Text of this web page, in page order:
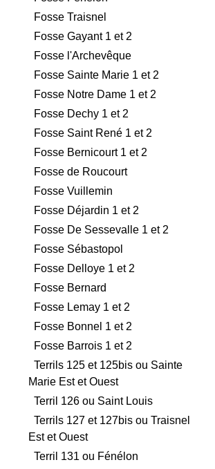
Fosse Traisnel
Fosse Gayant 1 et 2
Fosse l'Archevêque
Fosse Sainte Marie 1 et 2
Fosse Notre Dame 1 et 2
Fosse Dechy 1 et 2
Fosse Saint René 1 et 2
Fosse Bernicourt 1 et 2
Fosse de Roucourt
Fosse Vuillemin
Fosse Déjardin 1 et 2
Fosse De Sessevalle 1 et 2
Fosse Sébastopol
Fosse Delloye 1 et 2
Fosse Bernard
Fosse Lemay 1 et 2
Fosse Bonnel 1 et 2
Fosse Barrois 1 et 2
Terrils 125 et 125bis ou Sainte
Marie Est et Ouest
Terril 126 ou Saint Louis
Terrils 127 et 127bis ou Traisnel
Est et Ouest
Terril 131 ou Fénélon